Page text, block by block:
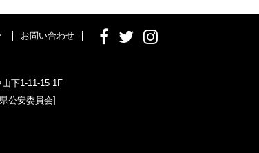
お問い合わせ
下1-11-15 1F
公安委員会]